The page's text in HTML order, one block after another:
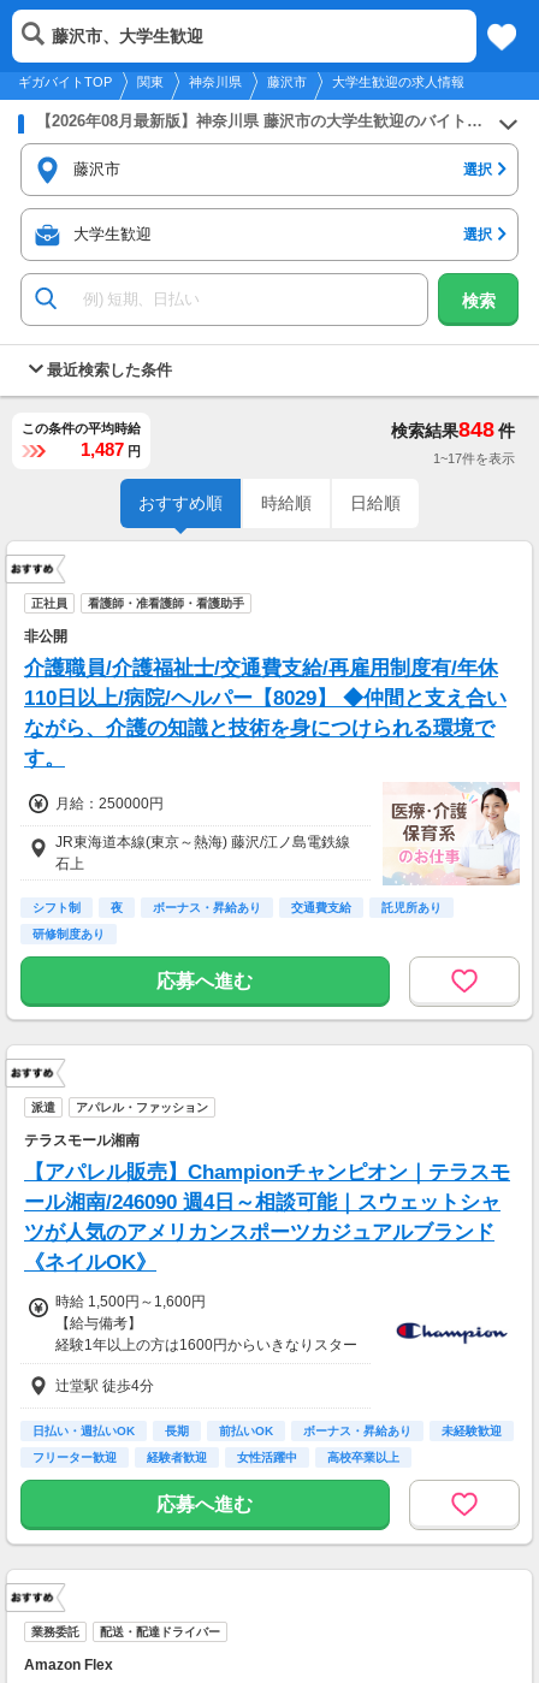
2026年8月7日更新
関東
メニュー
ギガバイトTOP 関東 神奈川県 藤沢市 大学生歓迎の求人情報
藤沢市、大学生歓迎
【2026年08月最新版】神奈川県 藤沢市の大学生歓迎のバイト・アルバイト・パートの求人募集情報
藤沢市 選択
大学生歓迎 選択
検索
最近検索した条件
この条件の平均時給
1,487 円
検索結果848件
1~17件を表示
おすすめ順 時給順 日給順
正社員 看護師・准看護師・看護助手
非公開
介護職員/介護福祉士/交通費支給/再雇用制度有/年休
110日以上/病院/ヘルパー【8029】 ◆仲間と支え合い
ながら、介護の知識と技術を身につけられる環境で
す。
月給：250000円
JR東海道本線(東京～熱海) 藤沢/江ノ島電鉄線
石上
シフト制 夜 ボーナス・昇給あり 交通費支給
託児所あり
研修制度あり
応募へ進む
派遣 アパレル・ファッション
テラスモール湘南
【アパレル販売】Championチャンピオン｜テラスモ
ール湘南/246090 週4日～相談可能｜スウェットシャ
ツが人気のアメリカンスポーツカジュアルブランド
《ネイルOK》
時給 1,500円～1,600円
【給与備考】
経験1年以上の方は1600円からいきなりスター
ト！経験1年未満の方も就業1年後には必ず160
0円に昇給します！
◆月収例
25万2千～26万9千円＋残業手当
6割のスタッフが利用中！働いた給料の一部を
最短即時支払い。
利用料・振込手数料はすべて無料。
辻堂駅 徒歩4分
日払い・週払いOK 長期 前払いOK ボーナス・昇給あり
未経験歓迎
フリーター歓迎
経験者歓迎 女性活躍中 高校卒業以上
応募へ進む
業務委託 配送・配達ドライバー
Amazon Flex